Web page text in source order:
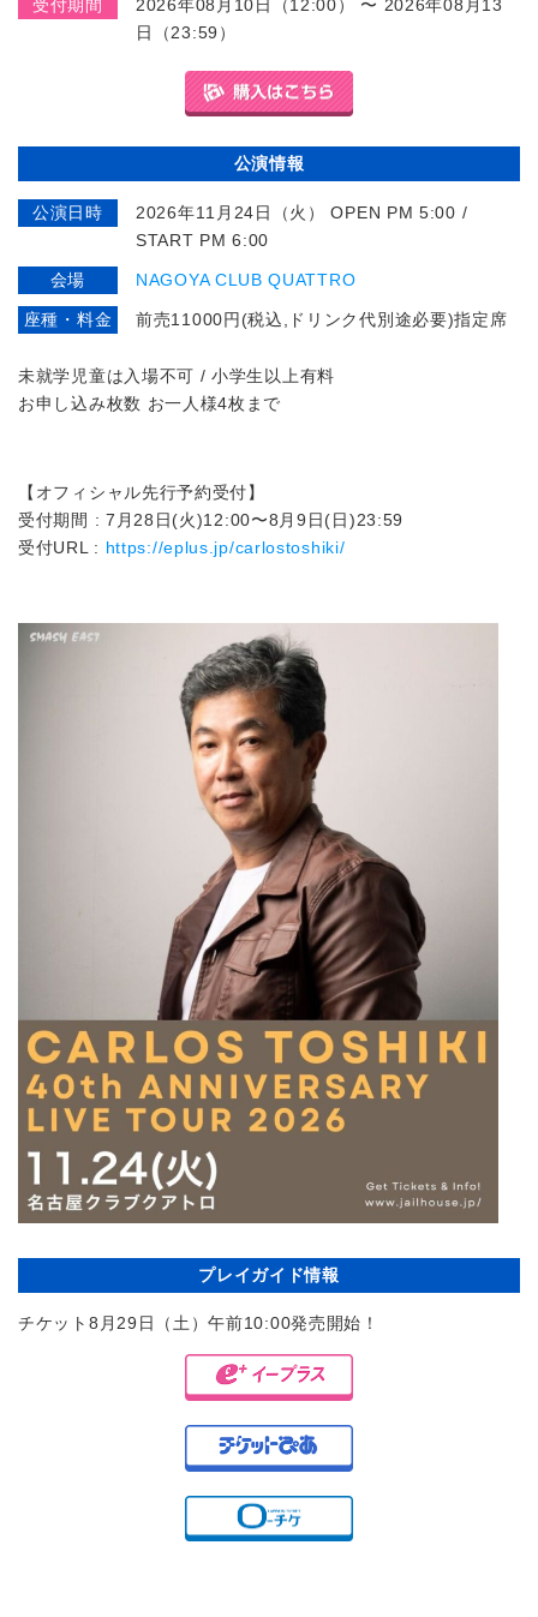
受付期間
2026年08月10日（12:00） 〜 2026年08月13
日（23:59）
公演情報
公演日時
2026年11月24日（火） OPEN PM 5:00 /
START PM 6:00
会場 NAGOYA CLUB QUATTRO
座種・料金 前売11000円(税込,ドリンク代別途必要)指定席
未就学児童は入場不可 / 小学生以上有料
お申し込み枚数 お一人様4枚まで
【オフィシャル先行予約受付】
受付期間 : 7月28日(火)12:00〜8月9日(日)23:59
受付URL : https://eplus.jp/carlostoshiki/
プレイガイド情報
チケット8月29日（土）午前10:00発売開始！